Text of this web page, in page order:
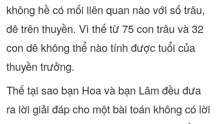
không hề có mối liên quan nào với số trâu,
dê trên thuyền. Vì thế từ 75 con trâu và 32
con dê không thể nào tính được tuổi của
thuyền trưởng.
Thế tại sao bạn Hoa và bạn Lâm đều đưa
ra lời giải đáp cho một bài toán không có lời